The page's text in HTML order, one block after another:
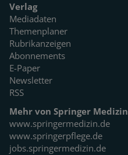
Verlag
Mediadaten
Themenplaner
Rubrikanzeigen
Abonnements
E-Paper
Newsletter
RSS
Mehr von Springer Medizin
www.springermedizin.de
www.springerpflege.de
jobs.springermedizin.de